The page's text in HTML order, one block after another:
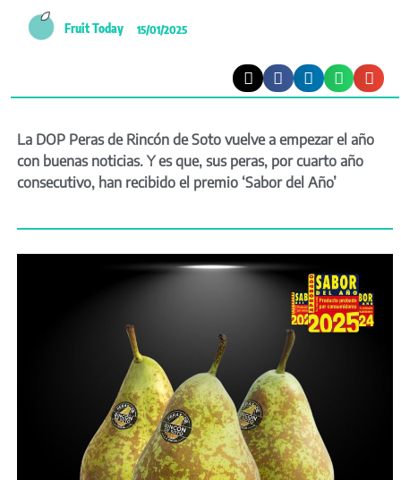
Fruit Today 15/01/2025
La DOP Peras de Rincón de Soto vuelve a empezar el año
con buenas noticias. Y es que, sus peras, por cuarto año
consecutivo, han recibido el premio ‘Sabor del Año’